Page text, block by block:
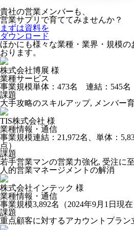
貴社の営業メンバーも、
営業サプリで育ててみませんか？
まずは資料を
ダウンロード
ほかにも様々な業種・業界・規模
おります。
株式会社博展 様
業種サービス
事業規模単体：473名 連結：545名
課題
大手攻略のスキルアップ, メンバー
TIS株式会社 様
業種情報・通信
事業規模連結：21,972名、単体：
点）
課題
若手営業マンの営業力強化, 受注に
人的営業マネージメントの解消
株式会社インテック 様
業種情報・通信
事業規模3,892名（2024年9月1日現在
課題
重点顧客に対するアカウントプラン